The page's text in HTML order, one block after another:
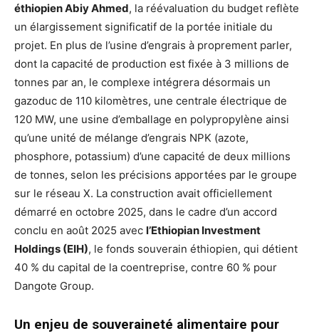
éthiopien Abiy Ahmed, la réévaluation du budget reflète
un élargissement significatif de la portée initiale du
projet. En plus de l’usine d’engrais à proprement parler,
dont la capacité de production est fixée à 3 millions de
tonnes par an, le complexe intégrera désormais un
gazoduc de 110 kilomètres, une centrale électrique de
120 MW, une usine d’emballage en polypropylène ainsi
qu’une unité de mélange d’engrais NPK (azote,
phosphore, potassium) d’une capacité de deux millions
de tonnes, selon les précisions apportées par le groupe
sur le réseau X. La construction avait officiellement
démarré en octobre 2025, dans le cadre d’un accord
conclu en août 2025 avec l’Ethiopian Investment
Holdings (EIH), le fonds souverain éthiopien, qui détient
40 % du capital de la coentreprise, contre 60 % pour
Dangote Group.
Un enjeu de souveraineté alimentaire pour